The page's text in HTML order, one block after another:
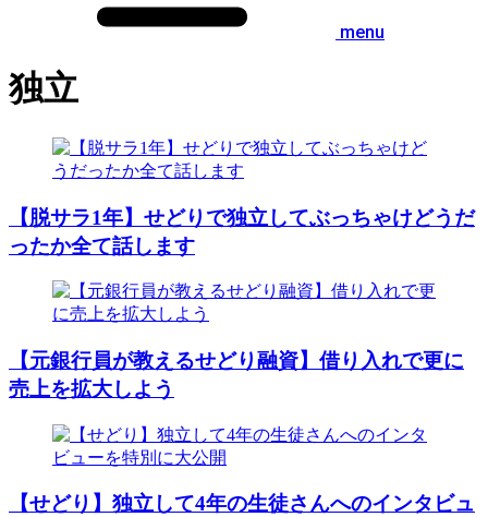
menu
独立
【脱サラ1年】せどりで独立してぶっちゃけどうだ
ったか全て話します
【元銀行員が教えるせどり融資】借り入れで更に
売上を拡大しよう
【せどり】独立して4年の生徒さんへのインタビュ